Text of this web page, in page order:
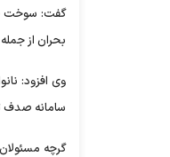
گفت: سوخت
بحران از جمله افت
وی افزود:
سامانه صدف
گرچه